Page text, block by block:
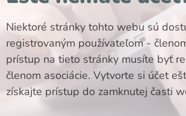
Niektoré stránky tohto webu sú
registrovaným používateľom -
prístup na tieto stránky musíte byť
členom asociácie. Vytvorte si účet
získajte prístup do zamknutej časti